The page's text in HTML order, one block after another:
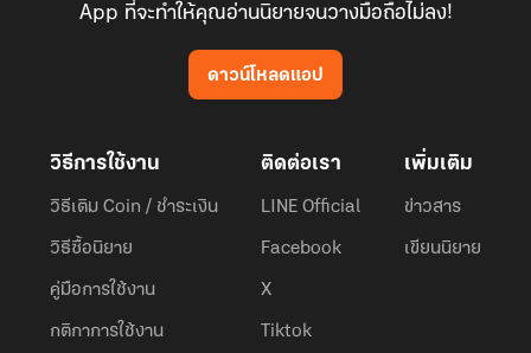
App ที่จะทำให้คุณอ่านนิยายจนวางมือถือไม่ลง!
ดาวน์โหลดแอป
วิธีการใช้งาน
วิธีเติม Coin / ชำระเงิน
วิธีซื้อนิยาย
คู่มือการใช้งาน
กติกาการใช้งาน
ติดต่อเรา
LINE Official
Facebook
X
Tiktok
เพิ่มเติม
ข่าวสาร
เขียนนิยาย